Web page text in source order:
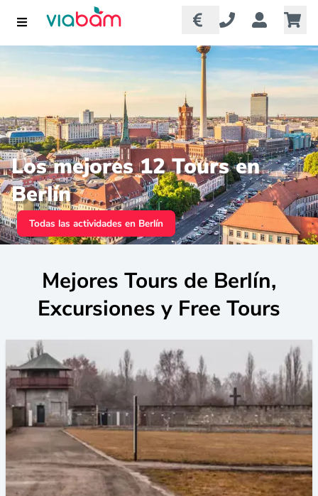
Los mejores 12 Tours en
Berlín
Todas las actividades en Berlín
Mejores Tours de Berlín,
Excursiones y Free Tours